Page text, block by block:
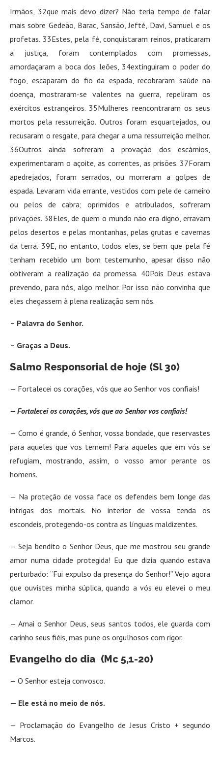
Irmãos, 32que mais devo dizer? Não teria tempo de falar
mais sobre Gedeão, Barac, Sansão, Jefté, Davi, Samuel e os
profetas. 33Estes, pela fé, conquistaram reinos, praticaram
a justiça, foram contemplados com promessas,
amordaçaram a boca dos leões, 34extinguiram o poder do
fogo, escaparam do fio da espada, recobraram saúde na
doença, mostraram-se valentes na guerra, repeliram os
exércitos estrangeiros. 35Mulheres reencontraram os seus
mortos pela ressurreição. Outros foram esquartejados, ou
recusaram o resgate, para chegar a uma ressurreição melhor.
36Outros ainda sofreram a provação dos escárnios,
experimentaram o açoite, as correntes, as prisões. 37Foram
apedrejados, foram serrados, ou morreram a golpes de
espada. Levaram vida errante, vestidos com pele de carneiro
ou pelos de cabra; oprimidos e atribulados, sofreram
privações. 38Eles, de quem o mundo não era digno, erravam
pelos desertos e pelas montanhas, pelas grutas e cavernas
da terra. 39E, no entanto, todos eles, se bem que pela fé
tenham recebido um bom testemunho, apesar disso não
obtiveram a realização da promessa. 40Pois Deus estava
prevendo, para nós, algo melhor. Por isso não convinha que
eles chegassem à plena realização sem nós.
– Palavra do Senhor.
– Graças a Deus.
Salmo Responsorial de hoje (Sl 30)
— Fortalecei os corações, vós que ao Senhor vos confiais!
— Fortalecei os corações, vós que ao Senhor vos confiais!
— Como é grande, ó Senhor, vossa bondade, que reservastes
para aqueles que vos temem! Para aqueles que em vós se
refugiam, mostrando, assim, o vosso amor perante os
homens.
— Na proteção de vossa face os defendeis bem longe das
intrigas dos mortais. No interior de vossa tenda os
escondeis, protegendo-os contra as línguas maldizentes.
— Seja bendito o Senhor Deus, que me mostrou seu grande
amor numa cidade protegida! Eu que dizia quando estava
perturbado: “Fui expulso da presença do Senhor!” Vejo agora
que ouvistes minha súplica, quando a vós eu elevei o meu
clamor.
— Amai o Senhor Deus, seus santos todos, ele guarda com
carinho seus fiéis, mas pune os orgulhosos com rigor.
Evangelho do dia (Mc 5,1-20)
— O Senhor esteja convosco.
— Ele está no meio de nós.
— Proclamação do Evangelho de Jesus Cristo + segundo
Marcos.